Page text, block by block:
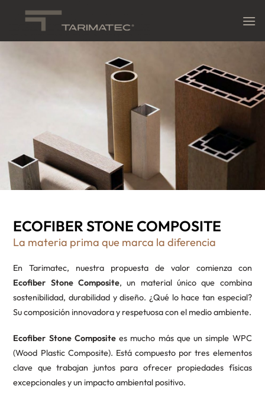
ECOFIBER STONE COMPOSITE
La materia prima que marca la diferencia
En Tarimatec, nuestra propuesta de valor comienza con
Ecofiber Stone Composite, un material único que combina
sostenibilidad, durabilidad y diseño. ¿Qué lo hace tan especial?
Su composición innovadora y respetuosa con el medio ambiente.
Ecofiber Stone Compositees mucho más que un simple WPC
(Wood Plastic Composite). Está compuesto por tres elementos
clave que trabajan juntos para ofrecer propiedades físicas
excepcionales y un impacto ambiental positivo.